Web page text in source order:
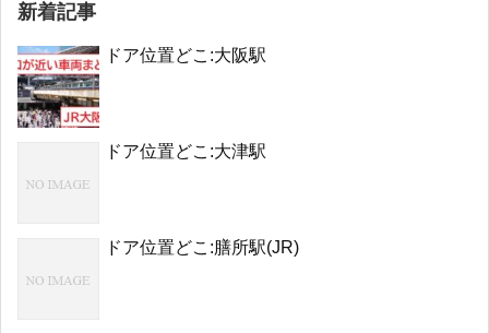
新着記事
ドア位置どこ:大阪駅
ドア位置どこ:大津駅
ドア位置どこ:膳所駅(JR)